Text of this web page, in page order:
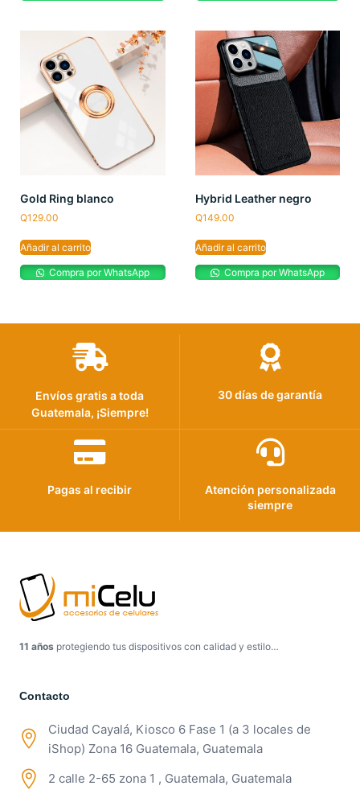
Gold Ring blanco
Q129.00
Añadir al carrito
Compra por WhatsApp
Hybrid Leather negro
Q149.00
Añadir al carrito
Compra por WhatsApp
Envíos gratis a toda
Guatemala, ¡Siempre!
30 días de garantía
Pagas al recibir
Atención personalizada
siempre
11 años protegiendo tus dispositivos con calidad y estilo…
Contacto
Ciudad Cayalá, Kiosco 6 Fase 1 (a 3 locales de
iShop) Zona 16 Guatemala, Guatemala
2 calle 2-65 zona 1 , Guatemala, Guatemala